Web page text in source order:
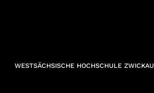
WESTSÄCHSISCHE HOCHSCHULE ZWICKAU